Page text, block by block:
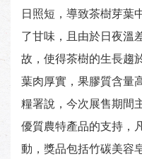
日照短，導致茶樹芽葉
了甘味，且由於日夜溫
故，使得茶樹的生長趨
葉肉厚實，果膠質含量
糧署說，今次展售期間
優質農特產品的支持，
動，獎品包括竹碳美容